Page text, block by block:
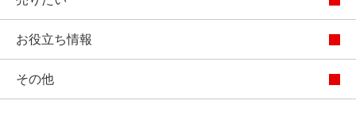
お役立ち情報
その他